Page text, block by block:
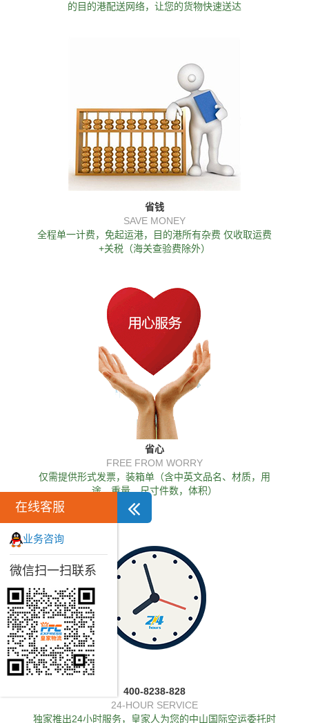
的目的港配送网络，让您的货物快速送达
省钱
SAVE MONEY
全程单一计费，免起运港，目的港所有杂费 仅收取运费
+关税（海关查验费除外）
省心
FREE FROM WORRY
仅需提供形式发票，装箱单（含中英文品名、材质，用
途、重量，尺寸件数，体积）
400-8238-828
24-HOUR SERVICE
独家推出24小时服务，皇家人为您的中山国际空运委托时
在线客服
业务咨询
微信扫一扫联系